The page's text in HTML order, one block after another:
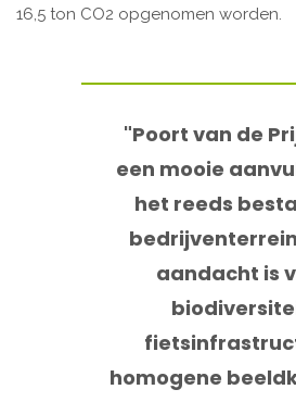
16,5 ton CO2 opgenomen worden.
"Poort van de
een mooie
het reeds
aandacht is
homogene